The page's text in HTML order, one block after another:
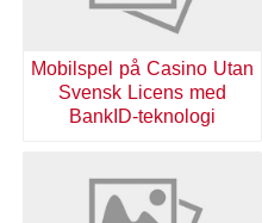
Mobilspel på Casino Utan
Svensk Licens med
BankID-teknologi